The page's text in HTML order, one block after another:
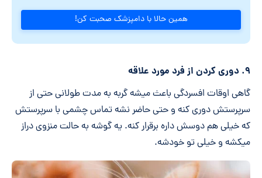
همین حالا با دامپزشک صحبت کن!
۹. دوری کردن از فرد مورد علاقه
گاهی اوقات افسردگی باعث میشه گربه به مدت طولانی حتی از
سرپرستش دوری کنه و حتی حاضر نشه تماس چشمی با سرپرستش
که خیلی هم دوسش داره برقرار کنه. یه گوشه به حالت منزوی دراز
میکشه و خیلی تو خودشه.